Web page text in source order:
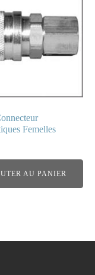
Femelles
AU PANIER